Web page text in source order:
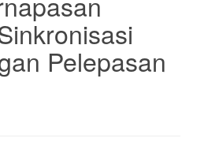
Pelepasan